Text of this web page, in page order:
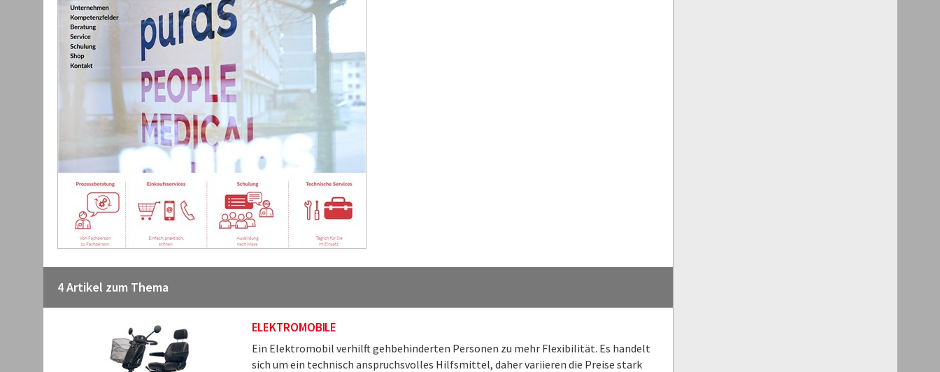
4 Artikel zum Thema
ELEKTROMOBILE
Ein Elektromobil verhilft gehbehinderten Personen zu mehr Flexibilität. Es handelt
sich um ein technisch anspruchsvolles Hilfsmittel, daher variieren die Preise stark